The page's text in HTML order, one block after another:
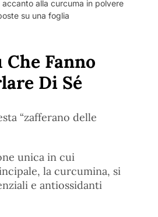
Fanno
Di Sé
“zafferano delle
unica in cui
la curcumina, si
e antiossidanti